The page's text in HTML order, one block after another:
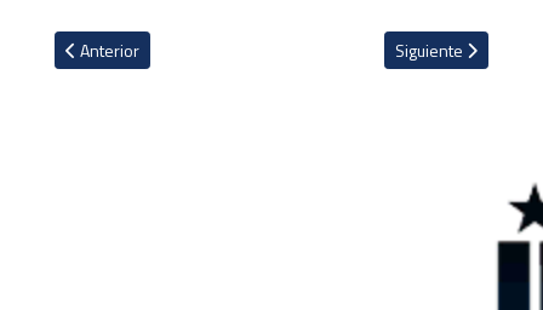
Artículo anterior: Selección de Costa Rica sufre cambio de
Anterior Artículo siguiente:
Siguiente